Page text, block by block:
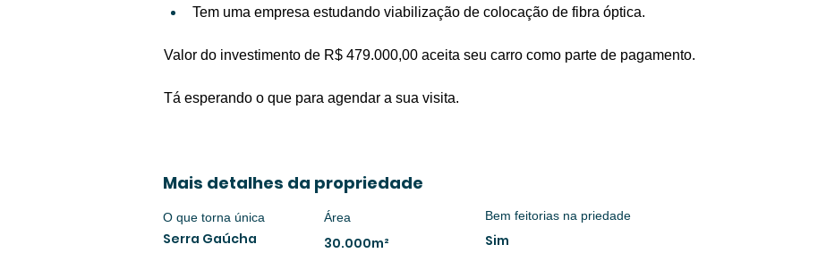
Tem uma empresa estudando viabilização de colocação de fibra óptica.
Valor do investimento de R$ 479.000,00 aceita seu carro como parte de pagamento.
Tá esperando o que para agendar a sua visita.
Mais detalhes da propriedade
O que torna única
Serra Gaúcha
Área
30.000m²
Bem feitorias na priedade
Sim